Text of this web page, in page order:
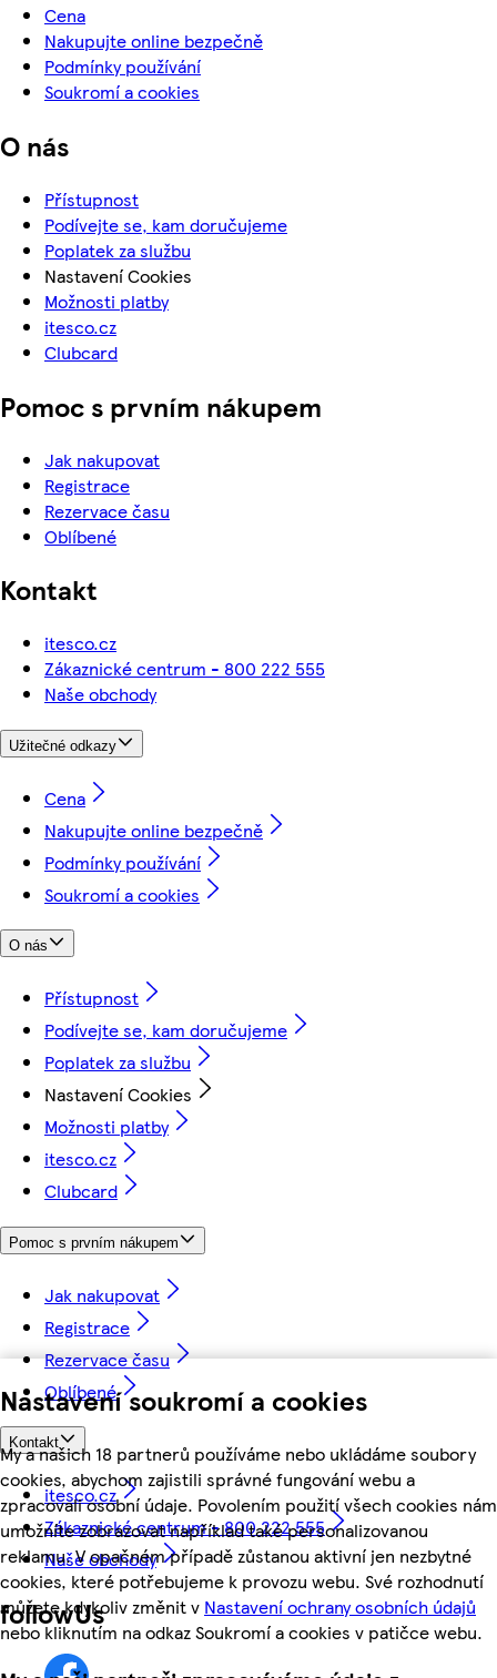
Nastavení soukromí a cookies
My a našich 18 partnerů používáme nebo ukládáme soubory
cookies, abychom zajistili správné fungování webu a
zpracovali osobní údaje. Povolením použití všech cookies nám
umožníte zobrazovat například také personalizovanou
reklamu. V opačném případě zůstanou aktivní jen nezbytné
cookies, které potřebujeme k provozu webu. Své rozhodnutí
můžete kdykoliv změnit v Nastavení ochrany osobních údajů
nebo kliknutím na odkaz Soukromí a cookies v patičce webu.
Cena
Nakupujte online bezpečně
Podmínky používání
Soukromí a cookies
O nás
Přístupnost
Podívejte se, kam doručujeme
Poplatek za službu
Nastavení Cookies
Možnosti platby
itesco.cz
Clubcard
Pomoc s prvním nákupem
Jak nakupovat
Registrace
Rezervace času
Oblíbené
Kontakt
itesco.cz
Zákaznické centrum - 800 222 555
Naše obchody
Užitečné odkazy
Cena
Nakupujte online bezpečně
Podmínky používání
Soukromí a cookies
O nás
Přístupnost
Podívejte se, kam doručujeme
Poplatek za službu
Nastavení Cookies
Možnosti platby
itesco.cz
Clubcard
Pomoc s prvním nákupem
Jak nakupovat
Registrace
Rezervace času
Oblíbené
Kontakt
itesco.cz
Zákaznické centrum - 800 222 555
Naše obchody
followUs